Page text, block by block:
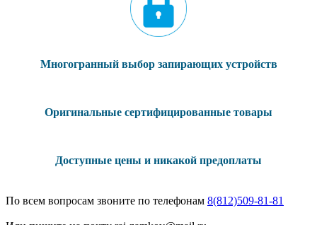
Многогранный выбор запирающих устройств
Оригинальные сертифицированные товары
Доступные цены и никакой предоплаты
По всем вопросам звоните по телефонам 8(812)509-81-81